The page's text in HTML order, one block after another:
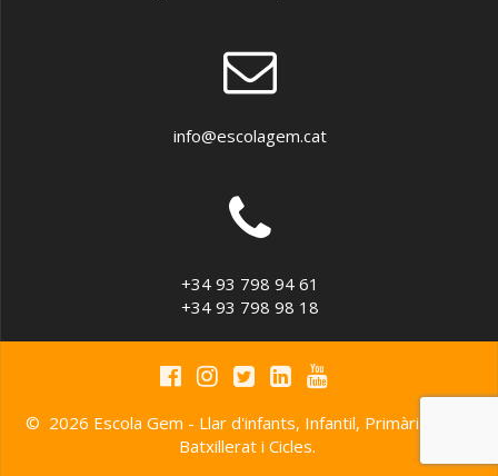
info@escolagem.cat
+34 93 798 94 61
+34 93 798 98 18
© 2026 Escola Gem - Llar d'infants, Infantil, Primària, ESO,
Batxillerat i Cicles.